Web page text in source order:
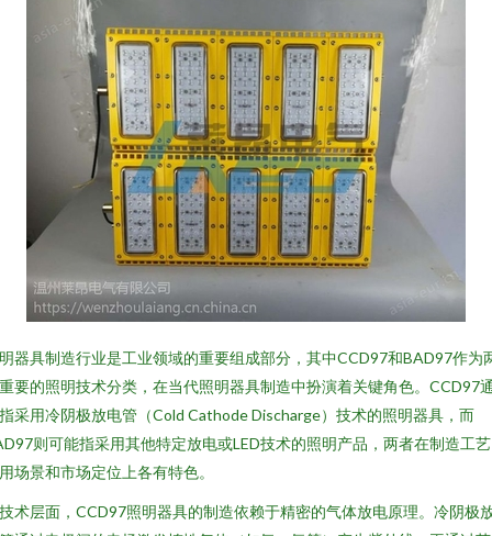
器具制造行业是工业领域的重要组成部分，其中CCD97和BAD97作为
要的照明技术分类，在当代照明器具制造中扮演着关键角色。CCD97
采用冷阴极放电管（Cold Cathode Discharge）技术的照明器具，而
则可能指采用其他特定放电或LED技术的照明产品，两者在制造工
场景和市场定位上各有特色。
术层面，CCD97照明器具的制造依赖于精密的气体放电原理。冷阴极